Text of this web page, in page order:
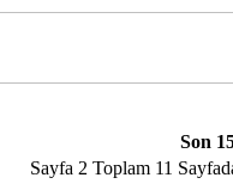
Son 15
Sayfa 2 Toplam 11